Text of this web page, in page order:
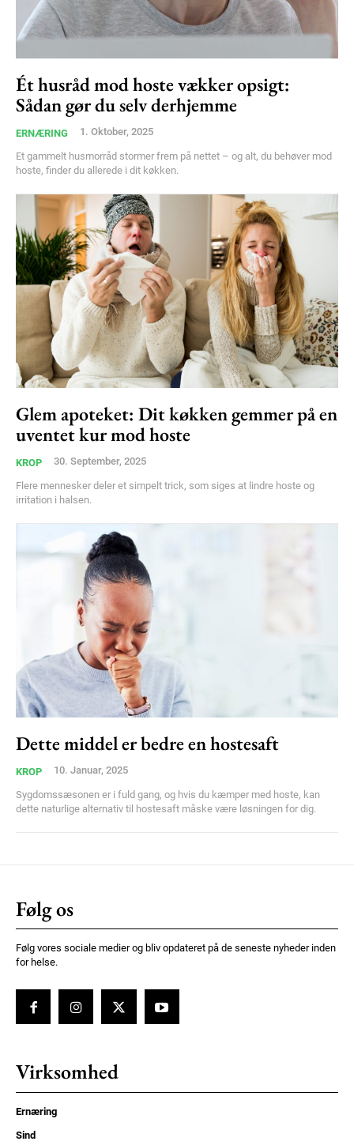
Praesent euismod ac
Ut mollis pellentesque tortor
Nullam eu erat condimentum
Orci varius natoque dolor
Member full access
100DKK / year
Etiam est nibh, lobortis sit
Praesent euismod ac
Nullam eu erat condimentum
Donec quis est ac felis
Orci varius natoque dolor
Ét husråd mod hoste vækker opsigt:
Sådan gør du selv derhjemme
ERNÆRING 1. Oktober, 2025
Et gammelt husmorråd stormer frem på nettet – og alt, du behøver mod
hoste, finder du allerede i dit køkken.
Glem apoteket: Dit køkken gemmer på en
uventet kur mod hoste
KROP 30. September, 2025
Flere mennesker deler et simpelt trick, som siges at lindre hoste og
irritation i halsen.
Dette middel er bedre en hostesaft
KROP 10. Januar, 2025
Sygdomssæsonen er i fuld gang, og hvis du kæmper med hoste, kan
dette naturlige alternativ til hostesaft måske være løsningen for dig.
Følg os
Følg vores sociale medier og bliv opdateret på de seneste nyheder inden
for helse.
Virksomhed
Ernæring
Sind